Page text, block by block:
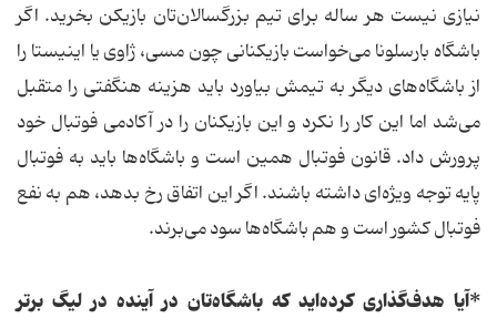
نیازی نیست هر ساله برای تیم بزرگسالان‌تان بازیکن بخرید. اگر
باشگاه بارسلونا می‌خواست بازیکنانی چون مسی، ژاوی یا اینیستا را
از باشگاه‌های دیگر به تیمش بیاورد باید هزینه هنگفتی را متقبل
می‌شد اما این کار را نکرد و این بازیکنان را در آکادمی فوتبال خود
پرورش داد. قانون فوتبال همین است و باشگاه‌ها باید به فوتبال
پایه توجه ویژه‌ای داشته باشند. اگر این اتفاق رخ بدهد، هم به نفع
فوتبال کشور است و هم باشگاه‌ها سود می‌برند.
*آیا هدف‌گذاری کرده‌اید که باشگاه‌تان در آینده در لیگ برتر